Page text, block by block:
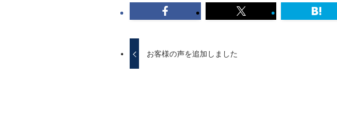
お客様の声を追加しました